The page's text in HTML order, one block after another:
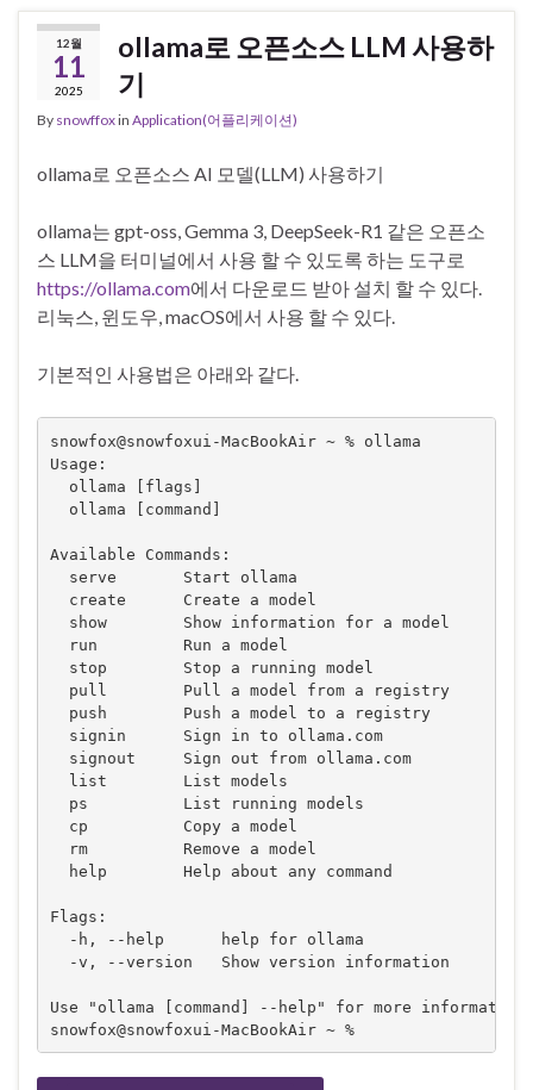
12월
11
2025
ollama로 오픈소스 LLM 사용하
기
By snowffoxin Application(어플리케이션)
ollama로 오픈소스 AI 모델(LLM) 사용하기
ollama는 gpt-oss, Gemma 3, DeepSeek-R1 같은 오픈소
스 LLM을 터미널에서 사용 할 수 있도록 하는 도구로
https://ollama.com에서 다운로드 받아 설치 할 수 있다.
리눅스, 윈도우, macOS에서 사용 할 수 있다.
기본적인 사용법은 아래와 같다.
snowfox@snowfoxui-MacBookAir ~ % ollama
Usage:
  ollama [flags]
  ollama [command]
Available Commands:
  serve       Start ollama
  create      Create a model
  show        Show information for a model
  run         Run a model
  stop        Stop a running model
  pull        Pull a model from a registry
  push        Push a model to a registry
  signin      Sign in to ollama.com
  signout     Sign out from ollama.com
  list        List models
  ps          List running models
  cp          Copy a model
  rm          Remove a model
  help        Help about any command
Flags:
  -h, --help      help for ollama
  -v, --version   Show version information
Use "ollama [command] --help" for more information
snowfox@snowfoxui-MacBookAir ~ %